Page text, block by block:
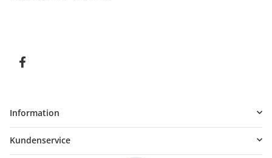
Information
Kundenservice